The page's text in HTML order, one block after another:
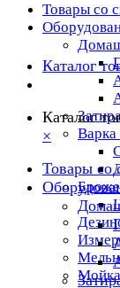
Товары со
Варка
Каталог
Каталог
×
Товары со